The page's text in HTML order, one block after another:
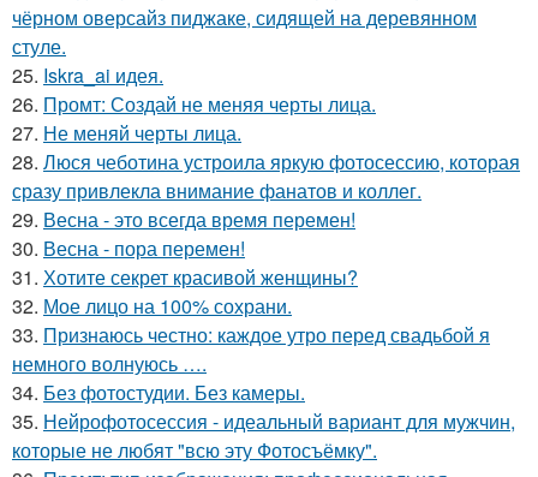
чёрном оверсайз пиджаке, сидящей на деревянном
стуле.
25. Iskra_ai идея.
26. Промт: Создай не меняя черты лица.
27. Не меняй черты лица.
28. Люся чеботина устроила яркую фотосессию, которая
сразу привлекла внимание фанатов и коллег.
29. Весна - это всегда время перемен!
30. Весна - пора перемен!
31. Хотите секрет красивой женщины?
32. Мое лицо на 100% сохрани.
33. Признаюсь честно: каждое утро перед свадьбой я
немного волнуюсь ….
34. Без фотостудии. Без камеры.
35. Нейрофотосессия - идеальный вариант для мужчин,
которые не любят "всю эту Фотосъёмку".